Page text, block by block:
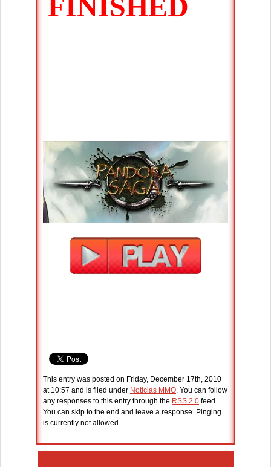
This entry was posted on Friday, December 17th, 2010
at 10:57 and is filed under Noticias MMO. You can follow
any responses to this entry through the RSS 2.0 feed.
You can skip to the end and leave a response. Pinging
is currently not allowed.